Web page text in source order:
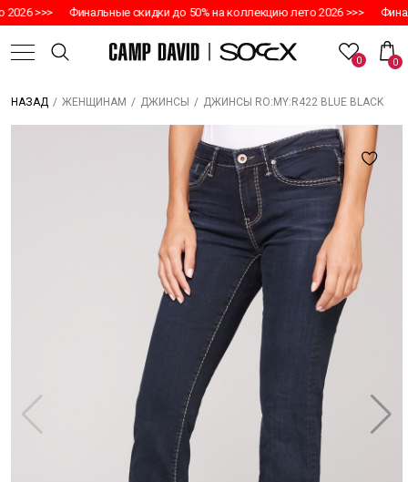
>>> Финальные скидки до 50% на коллекцию лето 2026 >>>
0 0
НАЗАД / ЖЕНЩИНАМ / ДЖИНСЫ / ДЖИНСЫ RO:MY:R422 BLUE BLACK